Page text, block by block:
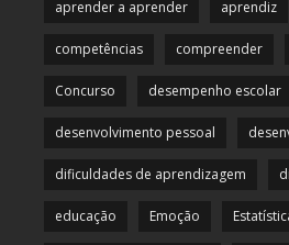
aprender a aprender aprendiz
competências compreender
Concurso desempenho escolar
desenvolvimento pessoal
dificuldades de aprendizagem
educação Emoção